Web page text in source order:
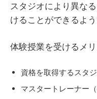
スタジオにより異な
けることができるよう
体験授業を受けるメリ
資格を取得するスタ
マスタートレーナー